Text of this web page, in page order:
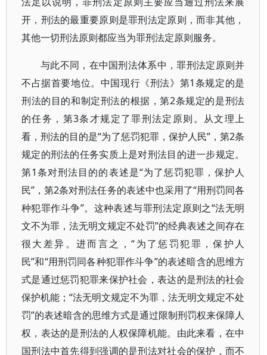
开，刑法的最重要原则是罪刑法定原则，而非其他，
其他一切刑法原则都应当为罪刑法定原则服务。
与此不同，在中国刑法体系中，罪刑法定原则并
不占据首要地位。中国现行《刑法》第1条规定的是
刑法的目的和制定刑法的根据，第2条规定的是刑法
的任务，第3条才规定了罪刑法定原则。从文理上
看，刑法的目的是“为了惩罚犯罪，保护人民”，第2条
规定的刑法的任务实质上是对刑法目的进一步规定。
第1条对刑法目的的表述是“为了惩罚犯罪，保护人
民”，第2条对刑法任务的表述中也采用了“用刑罚同各
种犯罪作斗争”。这种表述与罪刑法定原则之“法无明
文不为罪，法无明文规定不处罚”的经典表述之间存在
很大差异。进而言之，“为了惩罚犯罪，保护人
民”和“用刑罚同各种犯罪作斗争”的表述暗含的思维方
式是通过惩罚犯罪来保护社会，表达的是刑法的社会
保护机能；“法无明文规定不为罪，法无明文规定不处
罚”的表述暗含的思维方式是通过限制刑罚权来保障人
权，表达的是刑法的人权保障机能。由此来看，在中
国刑法中首先得到强调的是刑法对社会的保护，而不